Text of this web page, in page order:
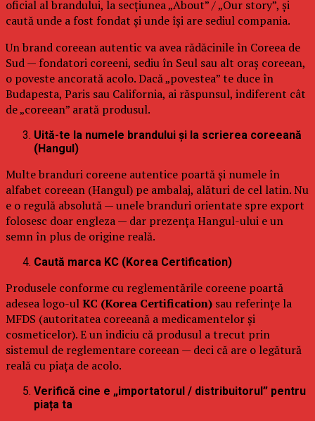
oficial al brandului, la secțiunea „About” / „Our story”, și
caută unde a fost fondat și unde își are sediul compania.
Un brand coreean autentic va avea rădăcinile în Coreea de
Sud — fondatori coreeni, sediu în Seul sau alt oraș coreean,
o poveste ancorată acolo. Dacă „povestea” te duce în
Budapesta, Paris sau California, ai răspunsul, indiferent cât
de „coreean” arată produsul.
Uită-te la numele brandului și la scrierea coreeană
(Hangul)
Multe branduri coreene autentice poartă și numele în
alfabet coreean (Hangul) pe ambalaj, alături de cel latin. Nu
e o regulă absolută — unele branduri orientate spre export
folosesc doar engleza — dar prezența Hangul-ului e un
semn în plus de origine reală.
Caută marca KC (Korea Certification)
Produsele conforme cu reglementările coreene poartă
adesea logo-ulKC (Korea Certification) sau referințe la
MFDS (autoritatea coreeană a medicamentelor și
cosmeticelor). E un indiciu că produsul a trecut prin
sistemul de reglementare coreean — deci că are o legătură
reală cu piața de acolo.
Verifică cine e „importatorul / distribuitorul” pentru
piața ta